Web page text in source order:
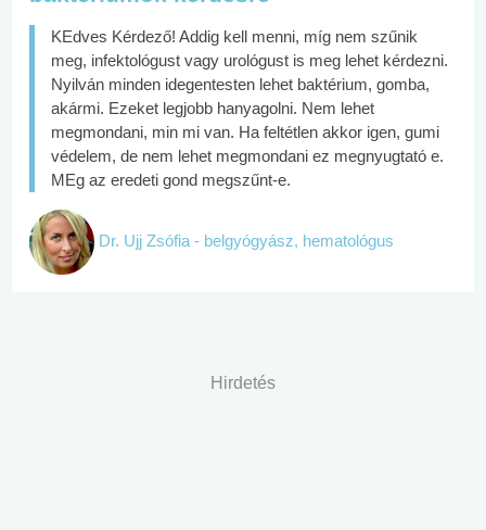
KEdves Kérdező! Addig kell menni, míg nem szűnik
meg, infektológust vagy urológust is meg lehet kérdezni.
Nyilván minden idegentesten lehet baktérium, gomba,
akármi. Ezeket legjobb hanyagolni. Nem lehet
megmondani, min mi van. Ha feltétlen akkor igen, gumi
védelem, de nem lehet megmondani ez megnyugtató e.
MEg az eredeti gond megszűnt-e.
Dr. Ujj Zsófia - belgyógyász, hematológus
Hirdetés